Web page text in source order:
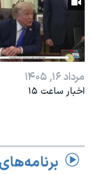
مرداد ۱۶, ۱۴۰۵
اخبار ساعت ۱۵